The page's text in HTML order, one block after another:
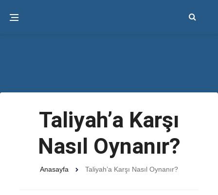
Taliyah’a Karşı
Nasıl Oynanır?
Anasayfa Taliyah’a Karşı Nasıl Oynanır?